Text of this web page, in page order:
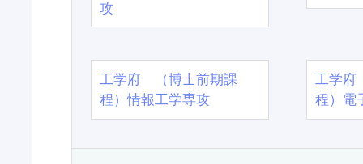
攻
工学府 （博士前期課
程）情報工学専攻
工学
程）電